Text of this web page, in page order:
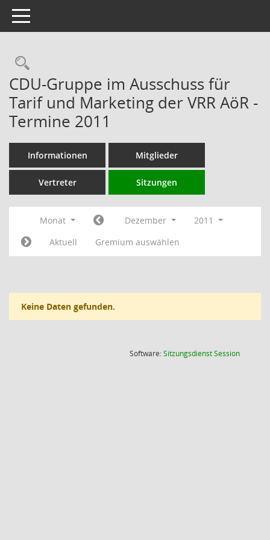
Toggle navigation
Rechercheauswahl
CDU-Gruppe im Ausschuss für
Tarif und Marketing der VRR AöR -
Termine 2011
Informationen Mitglieder
Vertreter Sitzungen
Monat Dezember
2011
Aktuell
Gremium auswählen
Keine Daten gefunden.
Software:SitzungsdienstSession(Wird in